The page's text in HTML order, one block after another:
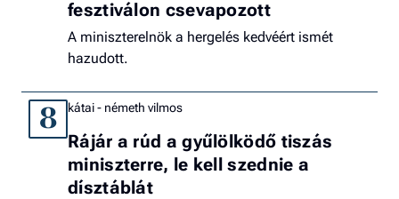
fesztiválon csevapozott
A miniszterelnök a hergelés kedvéért ismét
hazudott.
8 kátai - németh vilmos
Rájár a rúd a gyűlölködő tiszás
miniszterre, le kell szednie a
dísztáblát